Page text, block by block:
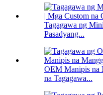
Tagagawa ng
Pasadyang...
OEM Manipis na
na Tagagawa...